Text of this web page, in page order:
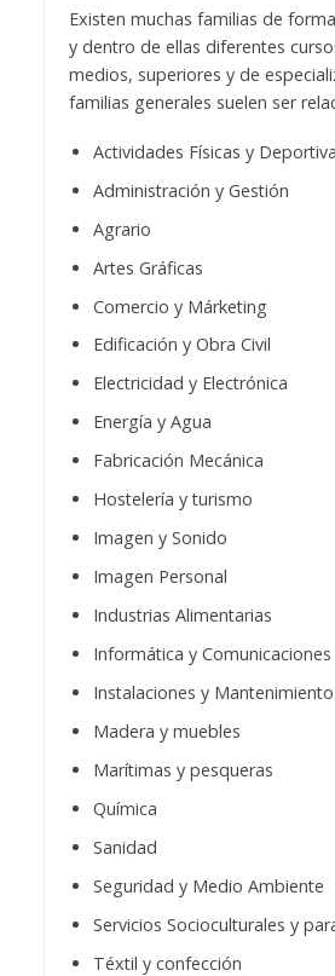
Existen muchas familias de
y dentro de ellas diferentes
medios, superiores y de
familias generales suelen ser
Actividades Físicas y
Administración y Gestión
Agrario
Artes Gráficas
Comercio y Márketing
Edificación y Obra Civil
Electricidad y Electrónica
Energía y Agua
Fabricación Mecánica
Hostelería y turismo
Imagen y Sonido
Imagen Personal
Industrias Alimentarias
Informática y Comunicaciones
Instalaciones y Mantenimiento
Madera y muebles
Marítimas y pesqueras
Química
Sanidad
Seguridad y Medio Ambiente
Servicios Socioculturales y
Téxtil y confección